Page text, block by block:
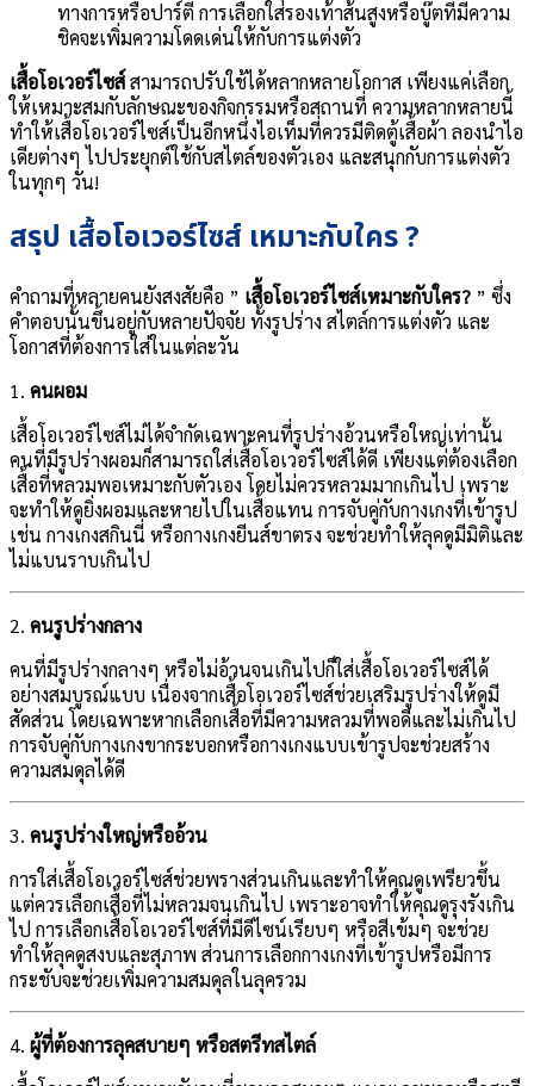
ทางการหรือปาร์ตี้ การเลือกใส่รองเท้าส้นสูงหรือบู๊ตที่มีความ
ชิคจะเพิ่มความโดดเด่นให้กับการแต่งตัว
เสื้อโอเวอร์ไซส์สามารถปรับใช้ได้หลากหลายโอกาส เพียงแค่เลือก
ให้เหมาะสมกับลักษณะของกิจกรรมหรือสถานที่ ความหลากหลายนี้
ทำให้เสื้อโอเวอร์ไซส์เป็นอีกหนึ่งไอเท็มที่ควรมีติดตู้เสื้อผ้า ลองนำไอ
เดียต่างๆ ไปประยุกต์ใช้กับสไตล์ของตัวเอง และสนุกกับการแต่งตัว
ในทุกๆ วัน!
สรุป เสื้อโอเวอร์ไซส์ เหมาะกับใคร ?
คำถามที่หลายคนยังสงสัยคือ ” เสื้อโอเวอร์ไซส์เหมาะกับใคร? ” ซึ่ง
คำตอบนั้นขึ้นอยู่กับหลายปัจจัย ทั้งรูปร่าง สไตล์การแต่งตัว และ
โอกาสที่ต้องการใส่ในแต่ละวัน
1. คนผอม
เสื้อโอเวอร์ไซส์ไม่ได้จำกัดเฉพาะคนที่รูปร่างอ้วนหรือใหญ่เท่านั้น
คนที่มีรูปร่างผอมก็สามารถใส่เสื้อโอเวอร์ไซส์ได้ดี เพียงแต่ต้องเลือก
เสื้อที่หลวมพอเหมาะกับตัวเอง โดยไม่ควรหลวมมากเกินไป เพราะ
จะทำให้ดูยิ่งผอมและหายไปในเสื้อแทน การจับคู่กับกางเกงที่เข้ารูป
เช่น กางเกงสกินนี่ หรือกางเกงยีนส์ขาตรง จะช่วยทำให้ลุคดูมีมิติและ
ไม่แบนราบเกินไป
2. คนรูปร่างกลาง
คนที่มีรูปร่างกลางๆ หรือไม่อ้วนจนเกินไปก็ใส่เสื้อโอเวอร์ไซส์ได้
อย่างสมบูรณ์แบบ เนื่องจากเสื้อโอเวอร์ไซส์ช่วยเสริมรูปร่างให้ดูมี
สัดส่วน โดยเฉพาะหากเลือกเสื้อที่มีความหลวมที่พอดีและไม่เกินไป
การจับคู่กับกางเกงขากระบอกหรือกางเกงแบบเข้ารูปจะช่วยสร้าง
ความสมดุลได้ดี
3. คนรูปร่างใหญ่หรืออ้วน
การใส่เสื้อโอเวอร์ไซส์ช่วยพรางส่วนเกินและทำให้คุณดูเพรียวขึ้น
แต่ควรเลือกเสื้อที่ไม่หลวมจนเกินไป เพราะอาจทำให้คุณดูรุงรังเกิน
ไป การเลือกเสื้อโอเวอร์ไซส์ที่มีดีไซน์เรียบๆ หรือสีเข้มๆ จะช่วย
ทำให้ลุคดูสงบและสุภาพ ส่วนการเลือกกางเกงที่เข้ารูปหรือมีการ
กระชับจะช่วยเพิ่มความสมดุลในลุครวม
4. ผู้ที่ต้องการลุคสบายๆ หรือสตรีทสไตล์